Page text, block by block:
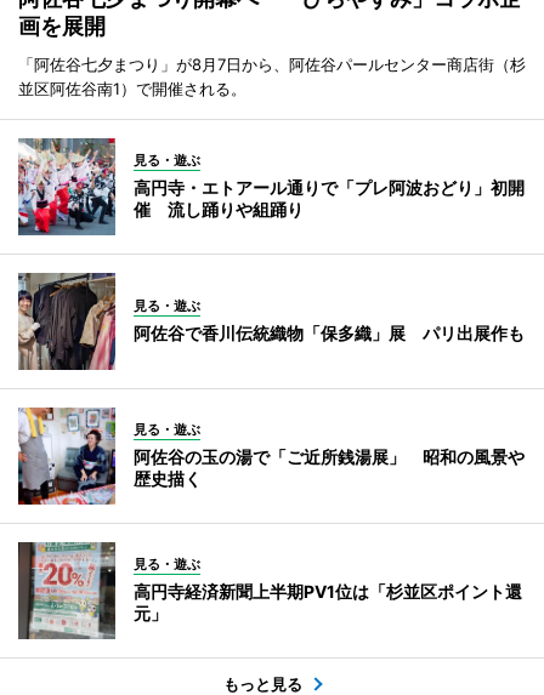
画を展開
「阿佐谷七夕まつり」が8月7日から、阿佐谷パールセンター商店街（杉
並区阿佐谷南1）で開催される。
見る・遊ぶ
高円寺・エトアール通りで「プレ阿波おどり」初開
催 流し踊りや組踊り
見る・遊ぶ
阿佐谷で香川伝統織物「保多織」展 パリ出展作も
見る・遊ぶ
阿佐谷の玉の湯で「ご近所銭湯展」 昭和の風景や
歴史描く
見る・遊ぶ
高円寺経済新聞上半期PV1位は「杉並区ポイント還
元」
もっと見る